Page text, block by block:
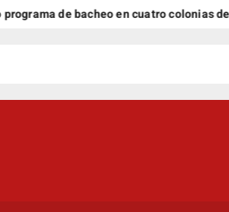
bacheo en cuatro colonias de Reynosa